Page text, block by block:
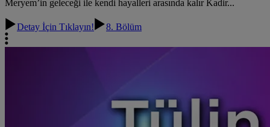
Meryem’in geleceği ile kendi hayalleri arasında kalır Kadir...
Detay İçin Tıklayın! 8. Bölüm